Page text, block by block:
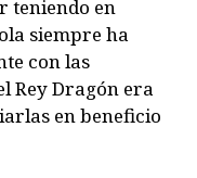
teniendo en
siempre ha
con las
Rey Dragón era
en beneficio